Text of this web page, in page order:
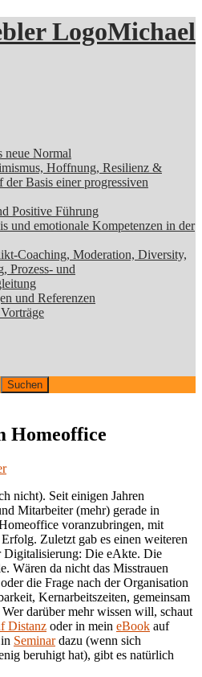
Michael
neue Normal
Hoffnung, Resilienz &
der Basis einer progressiven
Positive Führung
und emotionale Kompetenzen in der
Coaching, Moderation, Diversity,
Prozess- und
und Referenzen
Homeoffice
nicht). Seit einigen Jahren
Mitarbeiter (mehr) gerade in
voranzubringen, mit
Zuletzt gab es einen weiteren
Digitalisierung: Die eAkte. Die
Wären da nicht das Misstrauen
die Frage nach der Organisation
Kernarbeitszeiten, gemeinsam
darüber mehr wissen will, schaut
Distanz oder in mein eBook auf
Seminardazu (wenn sich
beruhigt hat), gibt es natürlich